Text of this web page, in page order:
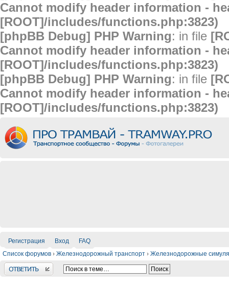
Cannot modify header information -
[ROOT]/includes/functions.php:3823)
[phpBB Debug] PHP Warning: in file
Cannot modify header information -
[ROOT]/includes/functions.php:3823)
[phpBB Debug] PHP Warning: in file
Cannot modify header information -
[ROOT]/includes/functions.php:3823)
Регистрация Вход
FAQ
Список форумов › Железнодорожный транспорт › Железнодорожные
Ответить